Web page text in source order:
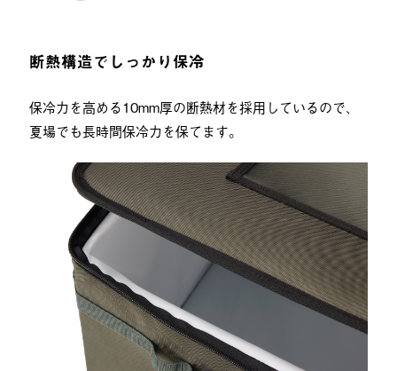
断熱構造でしっかり保冷
保冷力を高める10mm厚の断熱材を採用しているので、
夏場でも長時間保冷力を保てます。